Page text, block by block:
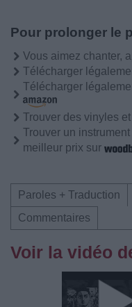
Pour prolonger le
Vous aimez chanter,
Télécharger
Télécharger
Trouver des vinyles
Trouver un
meilleur prix sur
Paroles + Traduction
Commentaires
Voir la vidéo